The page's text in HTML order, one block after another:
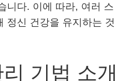
니다. 이에 따라, 여러 스
정신 건강을 유지하는 것
기법 소개